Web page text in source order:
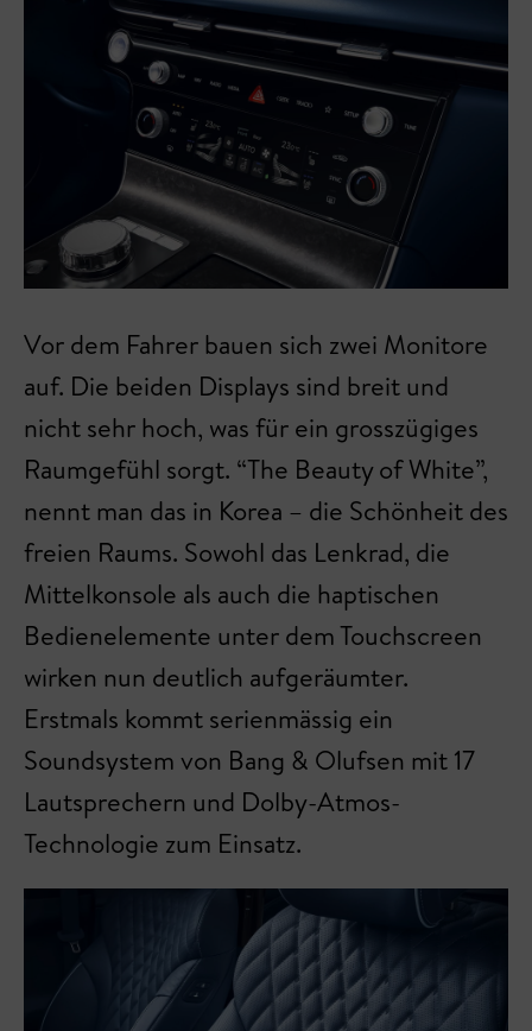
Vor dem Fahrer bauen sich zwei Monitore
auf. Die beiden Displays sind breit und
nicht sehr hoch, was für ein grosszügiges
Raumgefühl sorgt. “The Beauty of White”,
nennt man das in Korea – die Schönheit des
freien Raums. Sowohl das Lenkrad, die
Mittelkonsole als auch die haptischen
Bedienelemente unter dem Touchscreen
wirken nun deutlich aufgeräumter.
Erstmals kommt serienmässig ein
Soundsystem von Bang & Olufsen mit 17
Lautsprechern und Dolby-Atmos-
Technologie zum Einsatz.